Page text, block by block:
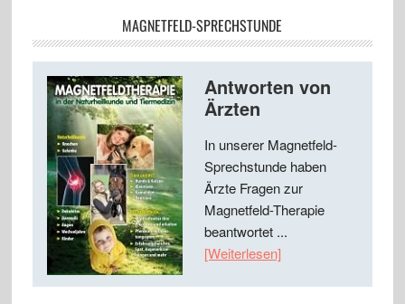
MAGNETFELD-SPRECHSTUNDE
Antworten von
Ärzten
In unserer Magnetfeld-
Sprechstunde haben
Ärzte Fragen zur
Magnetfeld-Therapie
beantwortet ...
[Weiterlesen]